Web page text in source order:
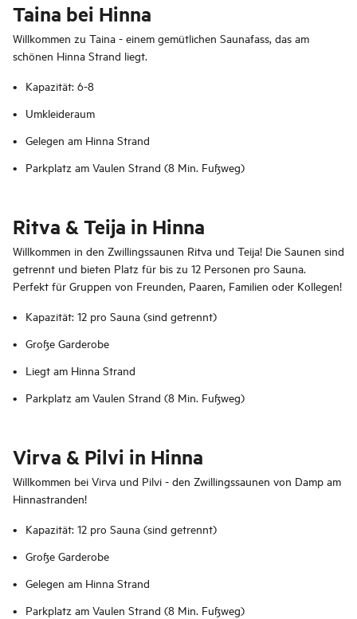
Taina bei Hinna
Willkommen zu Taina - einem gemütlichen Saunafass, das am
schönen Hinna Strand liegt.
Kapazität: 6-8
Umkleideraum
Gelegen am Hinna Strand
Parkplatz am Vaulen Strand (8 Min. Fußweg)
Ritva & Teija in Hinna
Willkommen in den Zwillingssaunen Ritva und Teija! Die Saunen sind
getrennt und bieten Platz für bis zu 12 Personen pro Sauna.
Perfekt für Gruppen von Freunden, Paaren, Familien oder Kollegen!
Kapazität: 12 pro Sauna (sind getrennt)
Große Garderobe
Liegt am Hinna Strand
Parkplatz am Vaulen Strand (8 Min. Fußweg)
Virva & Pilvi in Hinna
Willkommen bei Virva und Pilvi - den Zwillingssaunen von Damp am
Hinnastranden!
Kapazität: 12 pro Sauna (sind getrennt)
Große Garderobe
Gelegen am Hinna Strand
Parkplatz am Vaulen Strand (8 Min. Fußweg)